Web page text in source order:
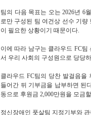
팀의 다음 목표는 오는 2026년 6
로만 구성된 팀 여건상 선수 기
이 필요한 상황이기 때문이다.
이에 따라 남구는 클라우드 FC
서 우리 사회의 구성원으로 당당
클라우드 FC팀의 당찬 발걸음을
들어간 뒤 기부금을 납부하면 된
동으로 후원금 2,000만원을 모금
정신장애인 풋살팀 지정기부와